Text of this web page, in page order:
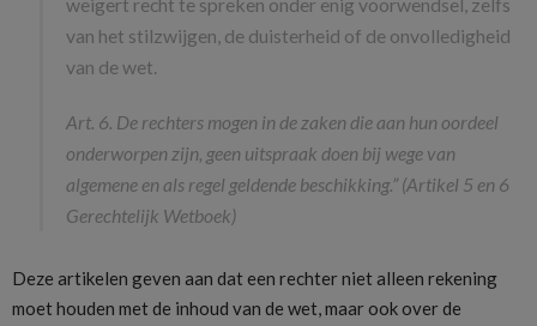
weigert recht te spreken onder enig voorwendsel, zelfs
van het stilzwijgen, de duisterheid of de onvolledigheid
van de wet.
Art. 6. De rechters mogen in de zaken die aan hun oordeel
onderworpen zijn, geen uitspraak doen bij wege van
algemene en als regel geldende beschikking.” (Artikel 5 en 6
Gerechtelijk Wetboek)
Deze artikelen geven aan dat een rechter niet alleen rekening
moet houden met de inhoud van de wet, maar ook over de